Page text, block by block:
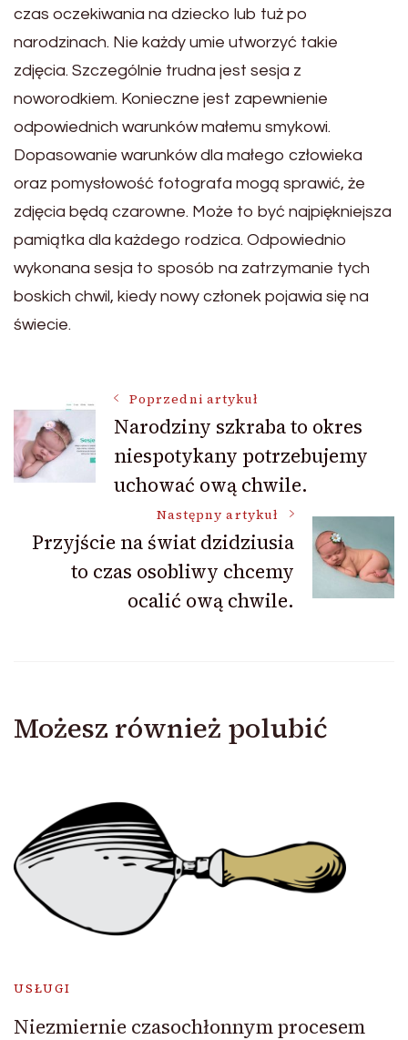
czas oczekiwania na dziecko lub tuż po
narodzinach. Nie każdy umie utworzyć takie
zdjęcia. Szczególnie trudna jest sesja z
noworodkiem. Konieczne jest zapewnienie
odpowiednich warunków małemu smykowi.
Dopasowanie warunków dla małego człowieka
oraz pomysłowość fotografa mogą sprawić, że
zdjęcia będą czarowne. Może to być najpiękniejsza
pamiątka dla każdego rodzica. Odpowiednio
wykonana sesja to sposób na zatrzymanie tych
boskich chwil, kiedy nowy członek pojawia się na
świecie.
Nawigacja
wpisu
Poprzedni artykuł
Narodziny szkraba to okres
niespotykany potrzebujemy
uchować ową chwile.
Następny artykuł
Przyjście na świat dzidziusia
to czas osobliwy chcemy
ocalić ową chwile.
Możesz również polubić
USŁUGI
Niezmiernie czasochłonnym procesem